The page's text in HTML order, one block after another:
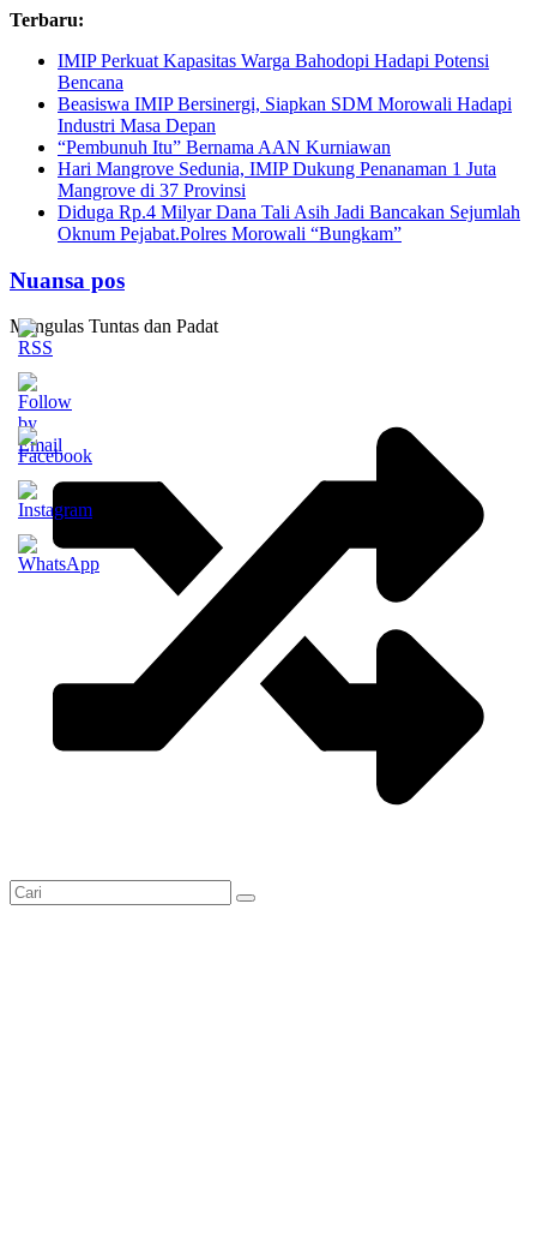
Skip
content
Terbaru:
IMIP Perkuat Kapasitas Warga Bahodopi Hadapi Potensi
Bencana
Beasiswa IMIP Bersinergi, Siapkan SDM Morowali Hadapi
Industri Masa Depan
“Pembunuh Itu” Bernama AAN Kurniawan
Hari Mangrove Sedunia, IMIP Dukung Penanaman 1 Juta
Mangrove di 37 Provinsi
Diduga Rp.4 Milyar Dana Tali Asih Jadi Bancakan Sejumlah
Oknum Pejabat.Polres Morowali “Bungkam”
Nuansa pos
Mengulas Tuntas dan Padat